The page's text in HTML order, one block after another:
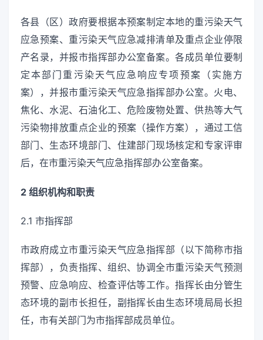
各县（区）政府要根据本预案制定本地的重污染天气
应急预案、重污染天气应急减排清单及重点企业停限
产名录，并报市指挥部办公室备案。各成员单位要制
定本部门重污染天气应急响应专项预案（实施方
案），并报市重污染天气应急指挥部办公室。火电、
焦化、水泥、石油化工、危险废物处置、供热等大气
污染物排放重点企业的预案（操作方案），通过工信
部门、生态环境部门、住建部门现场核定和专家评审
后，在市重污染天气应急指挥部办公室备案。
2 组织机构和职责
2.1 市指挥部
市政府成立市重污染天气应急指挥部（以下简称市指
挥部），负责指挥、组织、协调全市重污染天气预测
预警、应急响应、检查评估等工作。指挥长由分管生
态环境的副市长担任，副指挥长由生态环境局局长担
任，市有关部门为市指挥部成员单位。